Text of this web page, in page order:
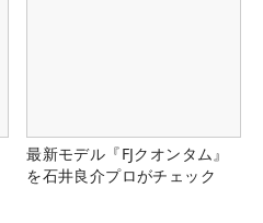
最新モデル『FJクオンタム』
を石井良介プロがチェック